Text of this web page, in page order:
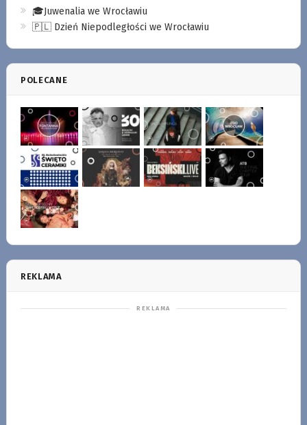
🎓Juwenalia we Wrocławiu
🇵🇱 Dzień Niepodległości we Wrocławiu
POLECANE
REKLAMA